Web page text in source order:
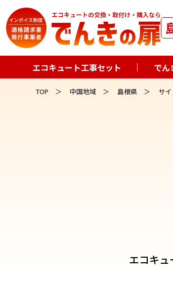
エコキュート工事セット でん
TOP 中国地域 島根県 サ
エコキュ